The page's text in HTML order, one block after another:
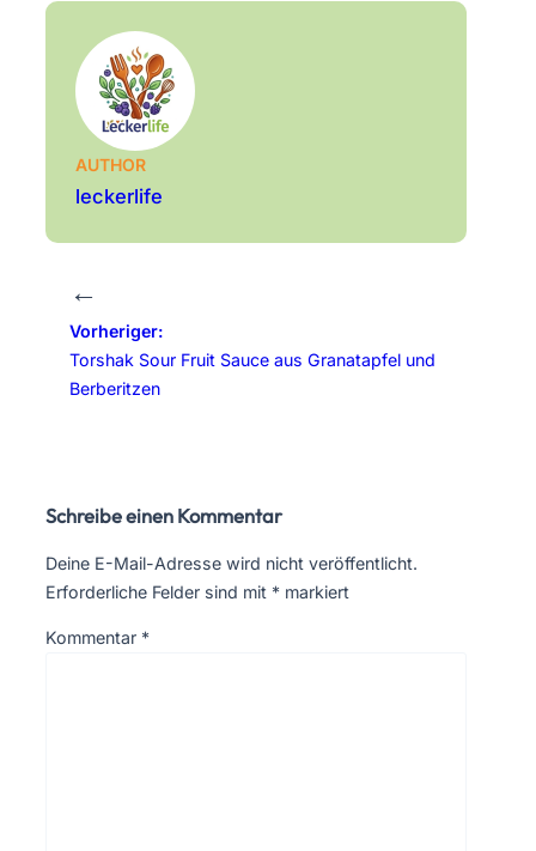
AUTHOR
leckerlife
←
Vorheriger:
Torshak Sour Fruit Sauce aus Granatapfel und
Berberitzen
Schreibe einen Kommentar
Deine E-Mail-Adresse wird nicht veröffentlicht.
Erforderliche Felder sind mit * markiert
Kommentar *